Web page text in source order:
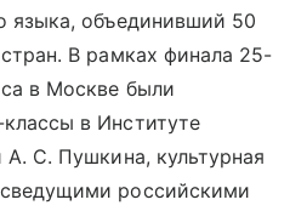
языка, объединивший 50
В рамках финала 25-
в Москве были
в Институте
С. Пушкина, культурная
российскими